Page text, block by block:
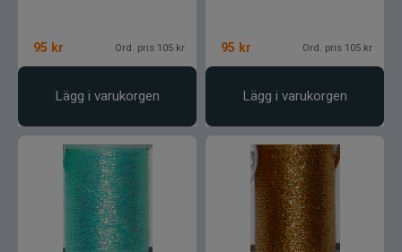
95 kr Ord. pris 105 kr
Lägg i varukorgen
95 kr Ord. pris 105 kr
Lägg i varukorgen